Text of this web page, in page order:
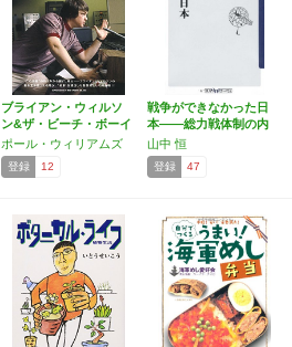
ブライアン・ウィルソ
ン&ザ・ビーチ・ボーイ
ズ…
ポール・ウィリアムズ
登録 12
戦争ができなかった日
本――総力戦体制の内
側 …
山中 恒
登録 47